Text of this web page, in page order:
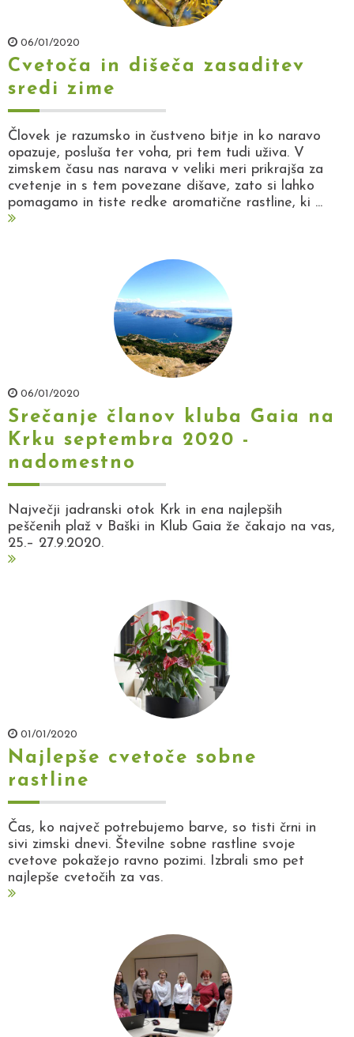
06/01/2020
Cvetoča in dišeča zasaditev
sredi zime
Človek je razumsko in čustveno bitje in ko naravo
opazuje, posluša ter voha, pri tem tudi uživa. V
zimskem času nas narava v veliki meri prikrajša za
cvetenje in s tem povezane dišave, zato si lahko
pomagamo in tiste redke aromatične rastline, ki ...
06/01/2020
Srečanje članov kluba Gaia na
Krku septembra 2020 -
nadomestno
Največji jadranski otok Krk in ena najlepših
peščenih plaž v Baški in Klub Gaia že čakajo na vas,
25.– 27.9.2020.
01/01/2020
Najlepše cvetoče sobne
rastline
Čas, ko največ potrebujemo barve, so tisti črni in
sivi zimski dnevi. Številne sobne rastline svoje
cvetove pokažejo ravno pozimi. Izbrali smo pet
najlepše cvetočih za vas.